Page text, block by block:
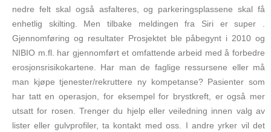
nedre felt skal også asfalteres, og parkeringsplassene skal få
enhetlig skilting. Men tilbake meldingen fra Siri er super .
Gjennomføring og resultater Prosjektet ble påbegynt i 2010 og
NIBIO m.fl. har gjennomført et omfattende arbeid med å forbedre
erosjonsrisikokartene. Har man de faglige ressursene eller må
man kjøpe tjenester/rekruttere ny kompetanse? Pasienter som
har tatt en operasjon, for eksempel for brystkreft, er også mer
utsatt for rosen. Trenger du hjelp eller veiledning innen valg av
lister eller gulvprofiler, ta kontakt med oss. I andre yrker vil det